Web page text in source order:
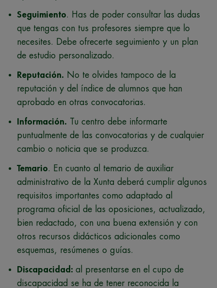
Seguimiento. Has de poder consultar las dudas
que tengas con tus profesores siempre que lo
necesites. Debe ofrecerte seguimiento y un plan
de estudio personalizado.
Reputación. No te olvides tampoco de la
reputación y del índice de alumnos que han
aprobado en otras convocatorias.
Información. Tu centro debe informarte
puntualmente de las convocatorias y de cualquier
cambio o noticia que se produzca.
Temario. En cuanto al temario de auxiliar
administrativo de la Xunta deberá cumplir algunos
requisitos importantes como adaptado al
programa oficial de las oposiciones, actualizado,
bien redactado, con una buena extensión y con
otros recursos didácticos adicionales como
esquemas, resúmenes o guías.
Discapacidad: al presentarse en el cupo de
discapacidad se ha de tener reconocida la